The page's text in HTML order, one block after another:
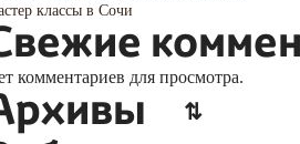
классы в Сочи
комментариев для просмотра.